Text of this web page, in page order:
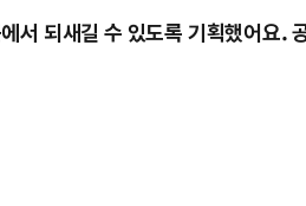
되새길 수 있도록 기획했어요.